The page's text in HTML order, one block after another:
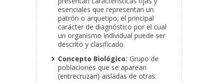
esenciales que representan un
patrón o arquetipo; el principal
carácter de diagnóstico por el cual
un organismo individual puede ser
descrito y clasificado.
Concepto Biológico: Grupo de
poblaciones que se aparean
(entrecruzan) aisladas de otras.